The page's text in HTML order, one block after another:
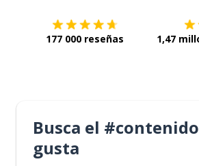
177 000 reseñas 1,47
Busca el
gusta